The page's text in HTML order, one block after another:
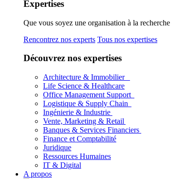
Expertises
Que vous soyez une organisation à la
Rencontrez nos experts Tous nos expertises
Découvrez nos expertises
Architecture & Immobilier
Life Science & Healthcare
Office Management Support
Logistique & Supply Chain
Ingénierie & Industrie
Vente, Marketing & Retail
Banques & Services Financiers
Finance et Comptabilité
Juridique
Ressources Humaines
IT & Digital
A propos